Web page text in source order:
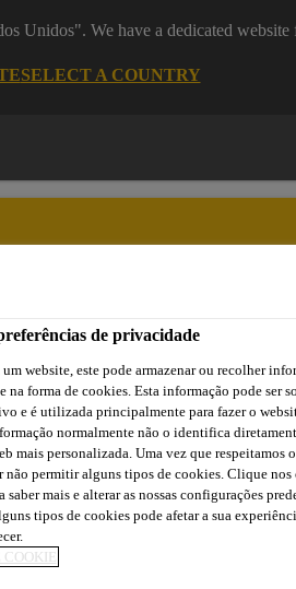
Unidos". We have a dedicated
SELECT A COUNTRY
Lojas /
Aplicadores Sika
– Painel Sanduíche
de privacidade
website, este pode armazenar ou recolher
na forma de cookies. Esta informação pode ser
e é utilizada principalmente para fazer o
normalmente não o identifica
mais personalizada. Uma vez que respeitamos
não permitir alguns tipos de cookies. Clique nos
saber mais e alterar as nossas configurações
tipos de cookies pode afetar a sua
COOKIE